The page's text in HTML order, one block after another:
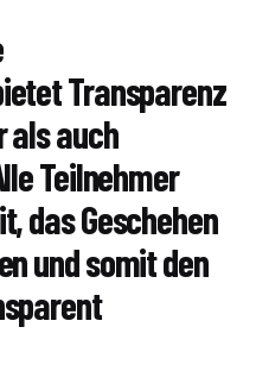
Transparenz
als auch
Teilnehmer
das Geschehen
und somit den